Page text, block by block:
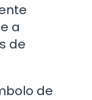
a
de
de